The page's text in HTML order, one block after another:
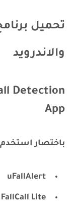
تحميل
والاندرويد
Detection
App
باختصار استخدم
uFallAlert
FallCall Lite